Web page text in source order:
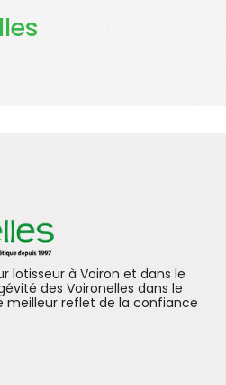
lotisseur à Voiron et dans le
des Voironelles dans le
meilleur reflet de la confiance